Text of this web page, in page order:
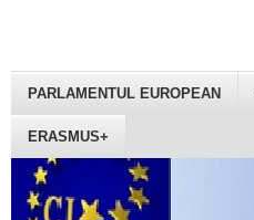
PARLAMENTUL EUROPEAN
ERASMUS+